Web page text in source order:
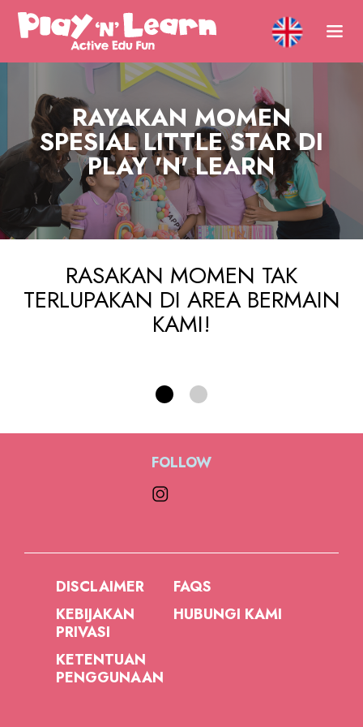
RAYAKAN MOMEN
SPESIAL LITTLE STAR DI
PLAY 'N' LEARN
RASAKAN MOMEN TAK
TERLUPAKAN DI AREA BERMAIN
KAMI!
Pesta
CARI TAHU
FOLLOW
DISCLAIMER
KEBIJAKAN
PRIVASI
KETENTUAN
PENGGUNAAN
FAQS
HUBUNGI KAMI